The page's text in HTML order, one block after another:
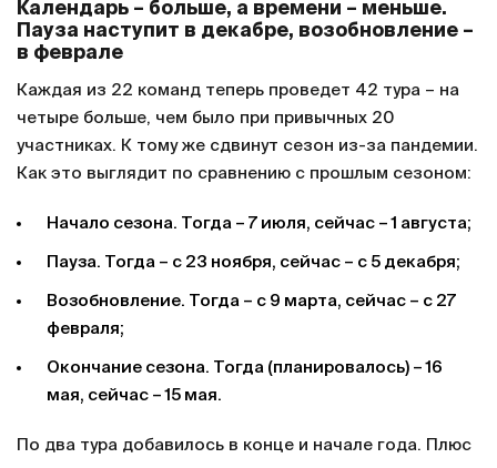
Календарь – больше, а времени – меньше.
Пауза наступит в декабре, возобновление –
в феврале
Каждая из 22 команд теперь проведет 42 тура – на
четыре больше, чем было при привычных 20
участниках. К тому же сдвинут сезон из-за пандемии.
Как это выглядит по сравнению с прошлым сезоном:
Начало сезона. Тогда – 7 июля, сейчас – 1 августа;
Пауза. Тогда – с 23 ноября, сейчас – с 5 декабря;
Возобновление. Тогда – с 9 марта, сейчас – с 27
февраля;
Окончание сезона. Тогда (планировалось) – 16
мая, сейчас – 15 мая.
По два тура добавилось в конце и начале года. Плюс